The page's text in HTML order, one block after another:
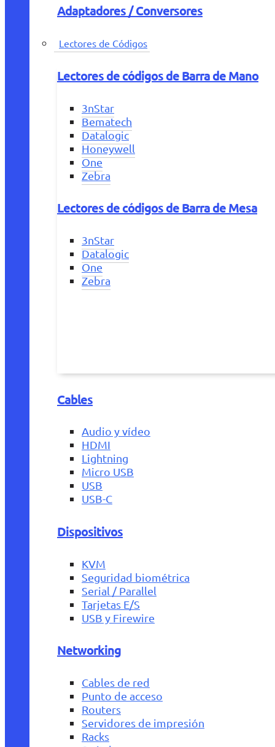
Adaptadores / Conversores
Lectores de Códigos
Lectores de códigos de Barra de Mano
3nStar
Bematech
Datalogic
Honeywell
One
Zebra
Lectores de códigos de Barra de Mesa
3nStar
Datalogic
One
Zebra
Cables
Audio y vídeo
HDMI
Lightning
Micro USB
USB
USB-C
Dispositivos
KVM
Seguridad biométrica
Serial / Parallel
Tarjetas E/S
USB y Firewire
Networking
Cables de red
Punto de acceso
Routers
Servidores de impresión
Racks